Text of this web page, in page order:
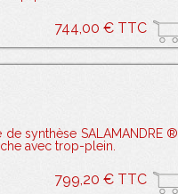
744,00 € TTC
synthèse SALAMANDRE ®
avec trop-plein.
799,20 € TTC